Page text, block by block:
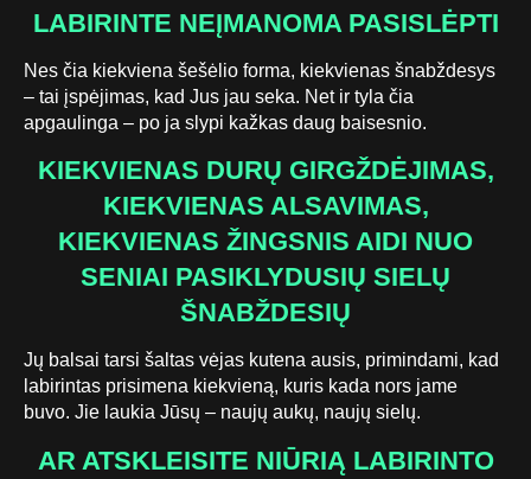
LABIRINTE NEĮMANOMA PASISLĖPTI
Nes čia kiekviena šešėlio forma, kiekvienas šnabždesys
– tai įspėjimas, kad Jus jau seka. Net ir tyla čia
apgaulinga – po ja slypi kažkas daug baisesnio.
KIEKVIENAS DURŲ GIRGŽDĖJIMAS,
KIEKVIENAS ALSAVIMAS,
KIEKVIENAS ŽINGSNIS AIDI NUO
SENIAI PASIKLYDUSIŲ SIELŲ
ŠNABŽDESIŲ
Jų balsai tarsi šaltas vėjas kutena ausis, primindami, kad
labirintas prisimena kiekvieną, kuris kada nors jame
buvo. Jie laukia Jūsų – naujų aukų, naujų sielų.
AR ATSKLEISITE NIŪRIĄ LABIRINTO